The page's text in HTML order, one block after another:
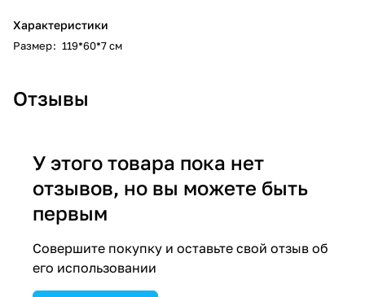
Характеристики
Размер: 119*60*7 см
Отзывы
У этого товара пока нет
отзывов, но вы можете быть
первым
Совершите покупку и оставьте свой отзыв об
его использовании